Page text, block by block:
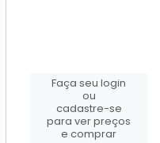
Faça seu login
ou
cadastre-se
para ver preços
e comprar